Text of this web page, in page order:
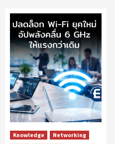
Knowledge
Networking